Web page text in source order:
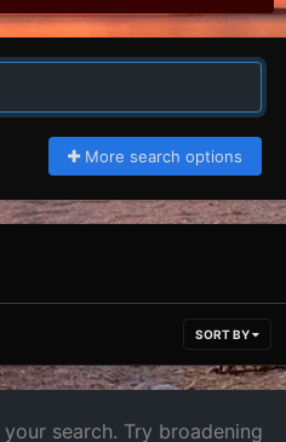
More search options
SORT BY
search. Try broadening